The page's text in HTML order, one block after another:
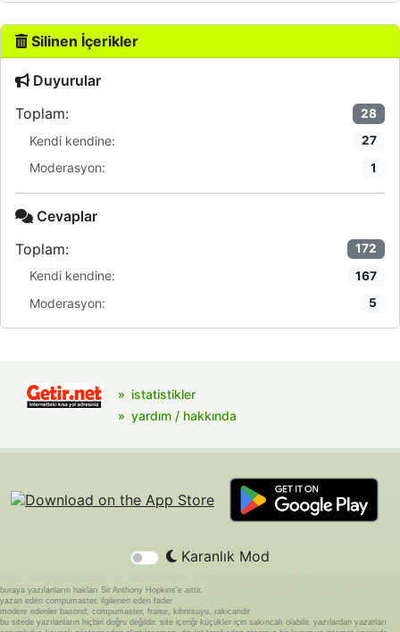
Silinen İçerikler
Duyurular
Toplam:
28
Kendi kendine: 27
Moderasyon: 1
Cevaplar
Toplam:
172
Kendi kendine: 167
Moderasyon: 5
istatistikler
yardım / hakkında
Karanlık Mod
buraya yazılanların hakları Sir Anthony Hopkins'e aittir.
yazan eden compumaster, ilgilenen eden fader
modere edenler basond, compumaster, fraise, kibritsuyu, rakicandir
bu sitede yazılanların hiçbiri doğru değildir. site içeriği küçükler için sakıncalı olabilir. yazılardan yazarları